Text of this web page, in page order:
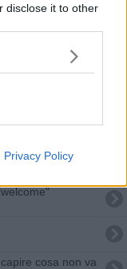
disclose it to other
Privacy Policy
gratuita
i corsi gratuiti
Sale
gusto
cosa non va